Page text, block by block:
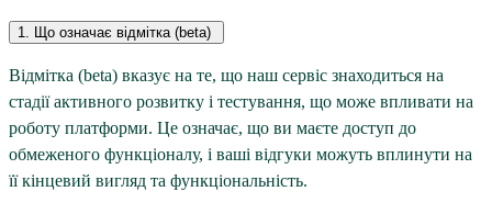
1. Що означає відмітка (beta)
Відмітка (beta) вказує на те, що наш сервіс знаходиться на
стадії активного розвитку і тестування, що може впливати на
роботу платформи. Це означає, що ви маєте доступ до
обмеженого функціоналу, і ваші відгуки можуть вплинути на
її кінцевий вигляд та функціональність.